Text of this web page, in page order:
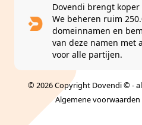
Dovendi brengt
We beheren ruim
domeinnamen en
van deze namen met
voor alle partijen.
© 2026 Copyright Dovendi © -
Algemene voorwaarden